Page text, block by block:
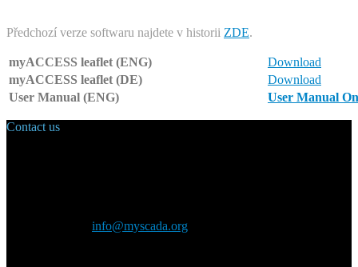
Předchozí verze softwaru najdete v historii ZDE.
myACCESS leaflet (ENG)
Download
myACCESS leaflet (DE)
Download
User Manual (ENG)
User Manual
Contact us
info@myscada.org